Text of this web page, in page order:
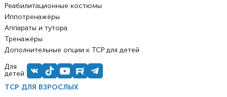
ТСР ДЛЯ ВЗРОСЛЫХ
Реабилитационные костюмы
Иппотренажёры
Аппараты и тутора
Тренажёры
Дополнительные опции к ТСР для детей
Для
детей